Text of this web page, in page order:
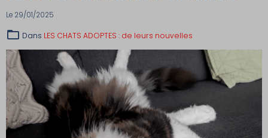
Le 29/01/2025
Dans LES CHATS ADOPTES : de leurs nouvelles